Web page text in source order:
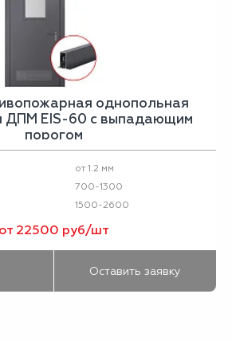
однопольная
ДПМ EIS-60 с выпадающим
порогом
от 1.2 мм
700-1300
1500-2600
от 22500 руб/шт
Оставить заявку